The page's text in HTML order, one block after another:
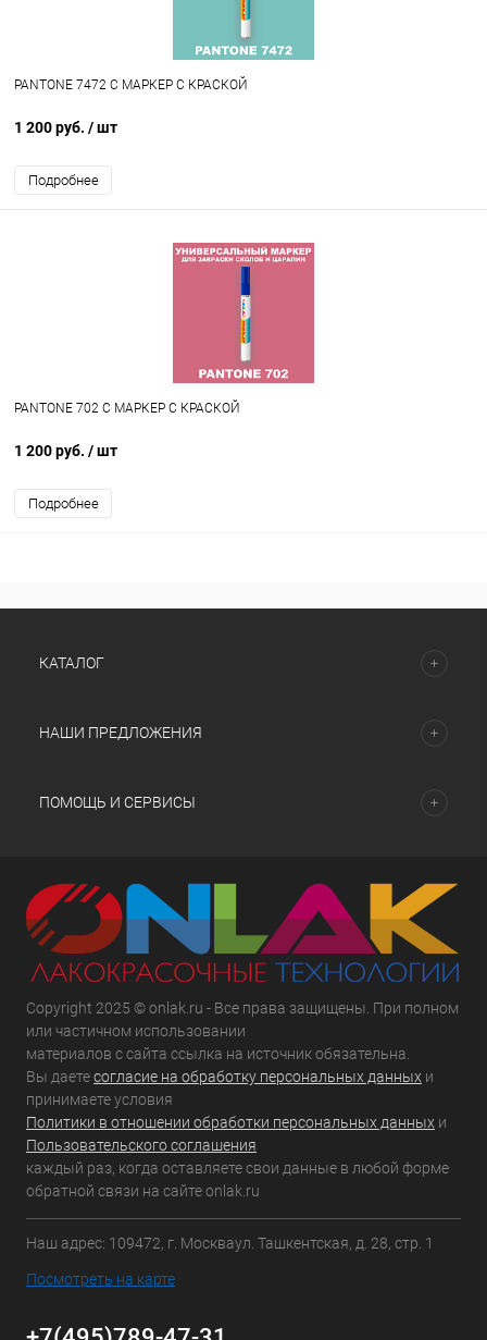
PANTONE 7472 C МАРКЕР С КРАСКОЙ
1 200 руб. / шт
Подробнее
PANTONE 702 C МАРКЕР С КРАСКОЙ
1 200 руб. / шт
Подробнее
КАТАЛОГ
НАШИ ПРЕДЛОЖЕНИЯ
ПОМОЩЬ И СЕРВИСЫ
Copyright 2025 © onlak.ru - Все права защищены. При полном
или частичном использовании
материалов с сайта ссылка на источник обязательна.
Вы даетесогласие на обработку персональных данных и
принимаете условия
Политики в отношении обработки персональных данных и
Пользовательского соглашения
каждый раз, когда оставляете свои данные в любой форме
обратной связи на сайте onlak.ru
Наш адрес: 109472, г. Москваул. Ташкентская, д. 28, стр. 1
Посмотреть на карте